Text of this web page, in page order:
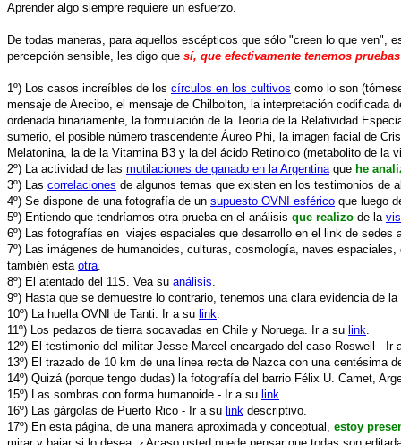
Aprender algo siempre requiere un esfuerzo.
De todas maneras, para aquellos escépticos que sólo "creen lo que ven",
percepción sensible, les digo que sí, que efectivamente tenemos
1º) Los casos increíbles de los círculos en los cultivos como lo son
mensaje de Arecibo, el mensaje de Chilbolton, la interpretación
ordenada binariamente, la formulación de la Teoría de la Relatividad
sumerio, el posible número trascendente Áureo Phi, la imagen facial de
Melatonina, la de la Vitamina B3 y la del ácido Retinoico (metabolito de la
2º) La actividad de las mutilaciones de ganado en la Argentinaque he
3º) Las correlaciones de algunos temas que existen en los testimonios de
4º) Se dispone de una fotografía de un supuesto OVNI esférico que luego
5º) Entiendo que tendríamos otra prueba en el análisis que realizo de la
6º) Las fotografías en viajes espaciales que desarrollo en el link de sedes
7º) Las imágenes de humanoides, culturas, cosmología, naves
también esta otra.
8º) El atentado del 11S. Vea su análisis.
9º) Hasta que se demuestre lo contrario, tenemos una clara evidencia de
10º) La huella OVNI de Tanti. Ir a su link.
11º) Los pedazos de tierra socavadas en Chile y Noruega. Ir a su link.
12º) El testimonio del militar Jesse Marcel encargado del caso Roswell - Ir
13º) El trazado de 10 km de una línea recta de Nazca con una centésima
14º) Quizá (porque tengo dudas) la fotografía del barrio Félix U. Camet,
15º) Las sombras con forma humanoide - Ir a su link.
16º) Las gárgolas de Puerto Rico - Ir a su link descriptivo.
17º) En esta página, de una manera aproximada y conceptual, estoy